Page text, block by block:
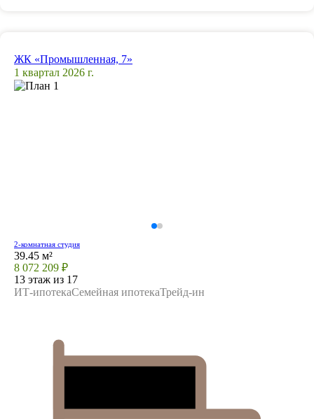
ЖК «Промышленная, 7»
1 квартал 2026 г.
2-комнатная студия
39.45 м²
8 072 209 ₽
13 этаж из 17
ИТ-ипотекаСемейная ипотекаТрейд-ин